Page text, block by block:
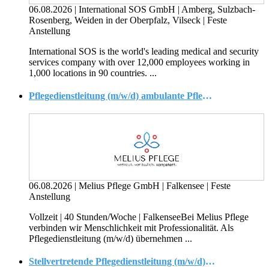
06.08.2026 | International SOS GmbH | Amberg, Sulzbach-
Rosenberg, Weiden in der Oberpfalz, Vilseck | Feste
Anstellung
International SOS is the world's leading medical and security
services company with over 12,000 employees working in
1,000 locations in 90 countries. ...
Pflegedienstleitung (m/w/d) ambulante Pflege und Tagespflege in Falkensee
06.08.2026 | Melius Pflege GmbH | Falkensee | Feste
Anstellung
Vollzeit | 40 Stunden/Woche | FalkenseeBei Melius Pflege
verbinden wir Menschlichkeit mit Professionalität. Als
Pflegedienstleitung (m/w/d) übernehmen ...
Stellvertretende Pflegedienstleitung (m/w/d) in Rathenow